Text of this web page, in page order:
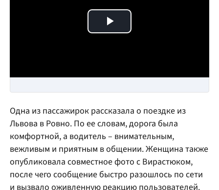
Play Video
Одна из пассажирок рассказала о поездке из
Львова в Ровно. По ее словам, дорога была
комфортной, а водитель – внимательным,
вежливым и приятным в общении. Женщина также
опубликовала совместное фото с Вирастюком,
после чего сообщение быстро разошлось по сети
и вызвало оживленную реакцию пользователей.